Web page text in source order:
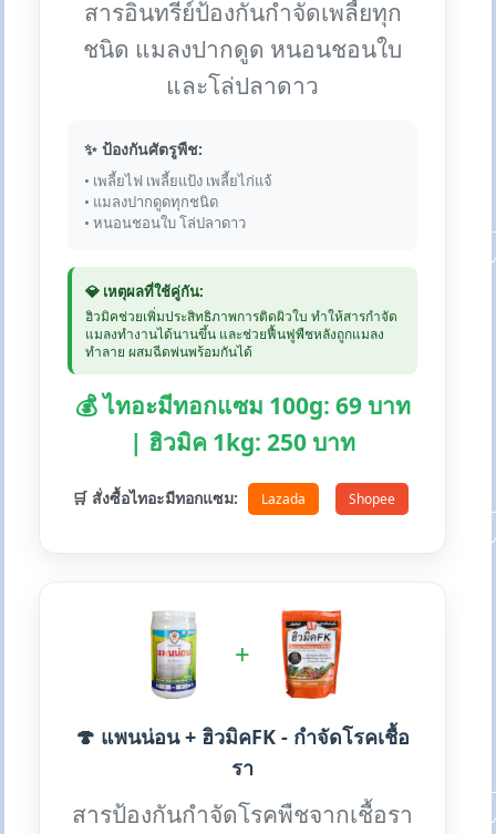
สารอินทรีย์ป้องกันกำจัดเพลี้ยทุก
ชนิด แมลงปากดูด หนอนชอนใบ
และโล่ปลาดาว
✨ ป้องกันศัตรูพืช:
• เพลี้ยไฟ เพลี้ยแป้ง เพลี้ยไก่แจ้
• แมลงปากดูดทุกชนิด
• หนอนชอนใบ โล่ปลาดาว
💎 เหตุผลที่ใช้คู่กัน:
ฮิวมิคช่วยเพิ่มประสิทธิภาพการติดผิวใบ ทำให้สารกำจัด
แมลงทำงานได้นานขึ้น และช่วยฟื้นฟูพืชหลังถูกแมลง
ทำลาย ผสมฉีดพ่นพร้อมกันได้
💰 ไทอะมีทอกแซม 100g: 69 บาท
| ฮิวมิค 1kg: 250 บาท
🛒 สั่งซื้อไทอะมีทอกแซม: Lazada Shopee
+
🍄 แพนน่อน + ฮิวมิคFK - กำจัดโรคเชื้อ
รา
สารป้องกันกำจัดโรคพืชจากเชื้อรา